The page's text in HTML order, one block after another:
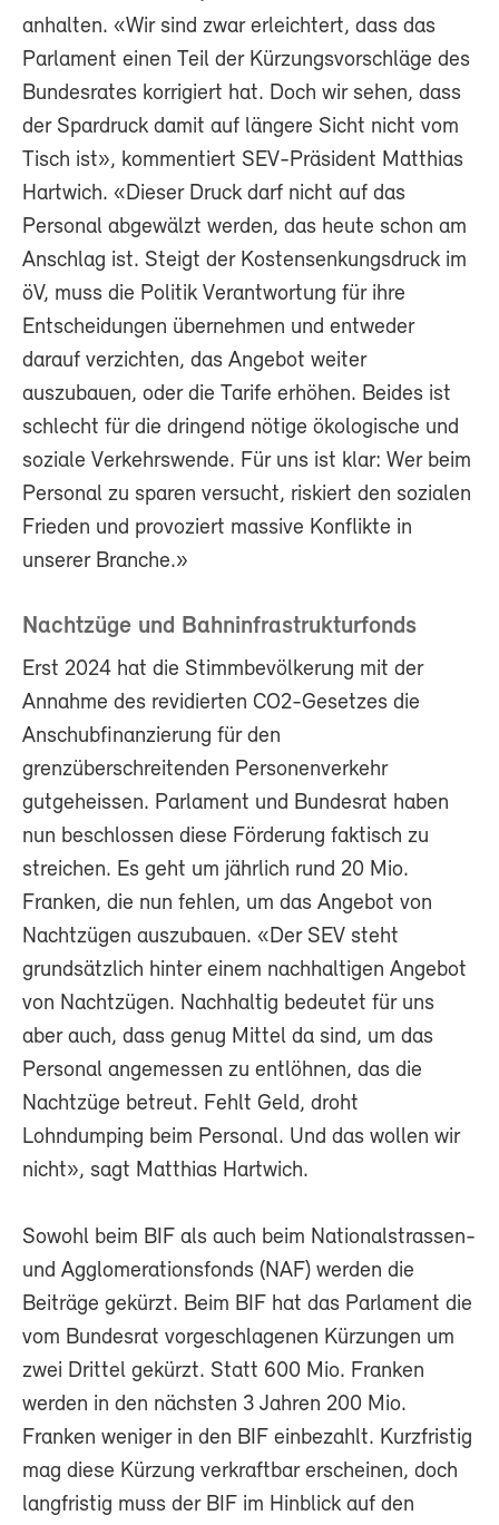
anhalten. «Wir sind zwar erleichtert, dass das
Parlament einen Teil der Kürzungsvorschläge des
Bundesrates korrigiert hat. Doch wir sehen, dass
der Spardruck damit auf längere Sicht nicht vom
Tisch ist», kommentiert SEV-Präsident Matthias
Hartwich. «Dieser Druck darf nicht auf das
Personal abgewälzt werden, das heute schon am
Anschlag ist. Steigt der Kostensenkungsdruck im
öV, muss die Politik Verantwortung für ihre
Entscheidungen übernehmen und entweder
darauf verzichten, das Angebot weiter
auszubauen, oder die Tarife erhöhen. Beides ist
schlecht für die dringend nötige ökologische und
soziale Verkehrswende. Für uns ist klar: Wer beim
Personal zu sparen versucht, riskiert den sozialen
Frieden und provoziert massive Konflikte in
unserer Branche.»
Nachtzüge und Bahninfrastrukturfonds
Erst 2024 hat die Stimmbevölkerung mit der
Annahme des revidierten CO2-Gesetzes die
Anschubfinanzierung für den
grenzüberschreitenden Personenverkehr
gutgeheissen. Parlament und Bundesrat haben
nun beschlossen diese Förderung faktisch zu
streichen. Es geht um jährlich rund 20 Mio.
Franken, die nun fehlen, um das Angebot von
Nachtzügen auszubauen. «Der SEV steht
grundsätzlich hinter einem nachhaltigen Angebot
von Nachtzügen. Nachhaltig bedeutet für uns
aber auch, dass genug Mittel da sind, um das
Personal angemessen zu entlöhnen, das die
Nachtzüge betreut. Fehlt Geld, droht
Lohndumping beim Personal. Und das wollen wir
nicht», sagt Matthias Hartwich.
Sowohl beim BIF als auch beim Nationalstrassen-
und Agglomerationsfonds (NAF) werden die
Beiträge gekürzt. Beim BIF hat das Parlament die
vom Bundesrat vorgeschlagenen Kürzungen um
zwei Drittel gekürzt. Statt 600 Mio. Franken
werden in den nächsten 3 Jahren 200 Mio.
Franken weniger in den BIF einbezahlt. Kurzfristig
mag diese Kürzung verkraftbar erscheinen, doch
langfristig muss der BIF im Hinblick auf den